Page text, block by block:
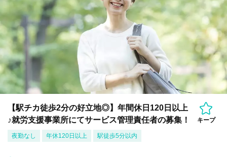
【駅チカ徒歩2分の好立地◎】年間休日120日以上
♪就労支援事業所にてサービス管理責任者の募集！
キープ
夜勤なし 年休120日以上 駅徒歩5分以内